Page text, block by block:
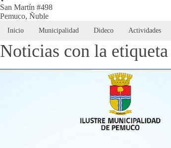
San Martín #498
Pemuco, Ñuble
Inicio Municipalidad Dideco Actividades
Noticias con la